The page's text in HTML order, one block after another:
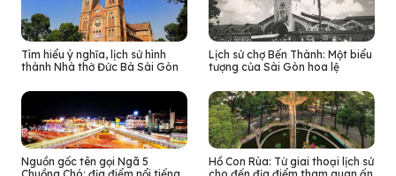
Tìm hiểu ý nghĩa, lịch sử hình
thành Nhà thờ Đức Bà Sài Gòn
Lịch sử chợ Bến Thành: Một biểu
tượng của Sài Gòn hoa lệ
Nguồn gốc tên gọi Ngã 5
Hồ Con Rùa: Từ giai thoại lịch sử